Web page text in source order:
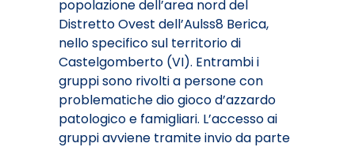
popolazione dell’area nord del
Distretto Ovest dell’Aulss8 Berica,
nello specifico sul territorio di
Castelgomberto (VI). Entrambi i
gruppi sono rivolti a persone con
problematiche dio gioco d’azzardo
patologico e famigliari. L’accesso ai
gruppi avviene tramite invio da parte